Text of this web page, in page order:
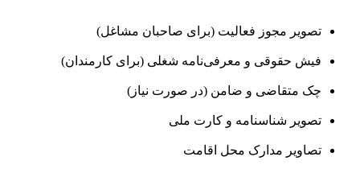
تصویر مجوز فعالیت (برای صاحبان مشاغل)
فیش حقوقی و معرفی‌نامه شغلی (برای کارمندان)
چک متقاضی و ضامن (در صورت نیاز)
تصویر شناسنامه و کارت ملی
تصاویر مدارک محل اقامت